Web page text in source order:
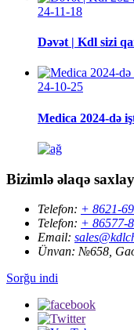
24-11-18
Dəvət | Kdl sizi
24-10-25
Medica 2024-də
Bizimlə əlaqə
Telefon: + 8621-
Telefon: + 86577-
Email:
Ünvan: №658,
Sorğu indi